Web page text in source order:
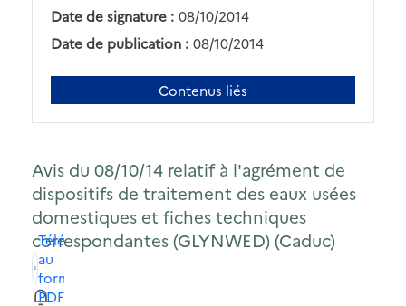
Date de signature : 08/10/2014
Date de publication : 08/10/2014
Contenus liés
Avis du 08/10/14 relatif à l'agrément de
dispositifs de traitement des eaux usées
domestiques et fiches techniques
correspondantes (GLYNWED) (Caduc)
Télécharger
au
format
PDF